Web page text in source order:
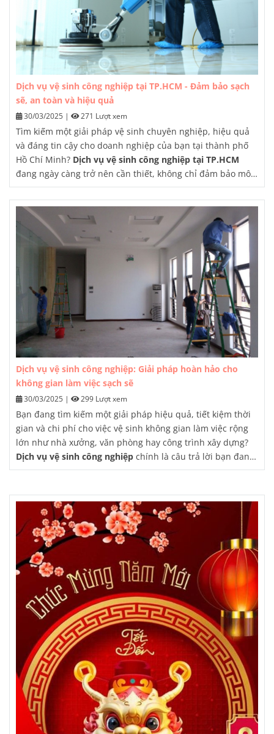
Dịch vụ vệ sinh công nghiệp tại TP.HCM - Đảm bảo sạch
sẽ, an toàn và hiệu quả
30/03/2025 | 271 Lượt xem
Tìm kiếm một giải pháp vệ sinh chuyên nghiệp, hiệu quả
và đáng tin cậy cho doanh nghiệp của bạn tại thành phố
Hồ Chí Minh? Dịch vụ vệ sinh công nghiệp tại TP.HCM
đang ngày càng trở nên cần thiết, không chỉ đảm bảo môi
trường làm việc sạch sẽ, an toàn mà còn góp phần nâng
cao hình ảnh và năng suất hoạt động. Bài viết này sẽ giúp
bạn hiểu rõ hơn về dịch vụ này, từ nhu cầu thực tế đến
quy trình chuyên nghiệp và những lợi ích thiết thực mà nó
mang lại cho doanh nghiệp.
Dịch vụ vệ sinh công nghiệp: Giải pháp hoàn hảo cho
không gian làm việc sạch sẽ
30/03/2025 | 299 Lượt xem
Bạn đang tìm kiếm một giải pháp hiệu quả, tiết kiệm thời
gian và chi phí cho việc vệ sinh không gian làm việc rộng
lớn như nhà xưởng, văn phòng hay công trình xây dựng?
Dịch vụ vệ sinh công nghiệp chính là câu trả lời bạn đang
tìm kiếm. Bài viết này sẽ giúp bạn hiểu rõ hơn vềdịch vụ
lý do nên lựa chọn một đơn vị chuyên nghiệp để đảm bảo
không gian làm việc của bạn luôn sạch sẽ, an toàn và hiệu
quả.